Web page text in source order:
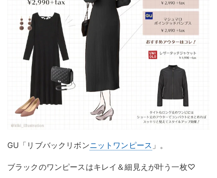
GU「リブバックリボンニットワンピース 」。
ブラックのワンピースはキレイ＆細見えが叶う一枚♡